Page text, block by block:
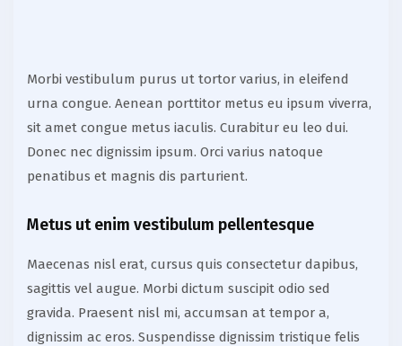
Morbi vestibulum purus ut tortor varius, in eleifend
urna congue. Aenean porttitor metus eu ipsum viverra,
sit amet congue metus iaculis. Curabitur eu leo dui.
Donec nec dignissim ipsum. Orci varius natoque
penatibus et magnis dis parturient.
Metus ut enim vestibulum pellentesque
Maecenas nisl erat, cursus quis consectetur dapibus,
sagittis vel augue. Morbi dictum suscipit odio sed
gravida. Praesent nisl mi, accumsan at tempor a,
dignissim ac eros. Suspendisse dignissim tristique felis